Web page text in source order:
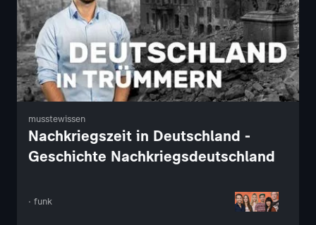
musstewissen
Nachkriegszeit in Deutschland -
Geschichte Nachkriegsdeutschland
· funk